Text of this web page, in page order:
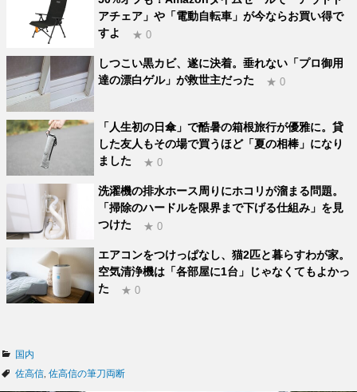
アチェア」や「電動自転車」が今ならお買い得で
すよ
★ 0
しつこい黒カビ、遂に決着。垂れない「プロ御用
達の漂白ゲル」が救世主だった
★ 0
「人生初の日傘」で酷暑の箱根旅行が優雅に。貸
した友人もその場で買うほど「夏の相棒」になり
ました
★ 0
洗濯機の排水ホース周りにホコリが溜まる問題。
「掃除のハードルを限界まで下げる仕組み」を見
つけた
★ 0
エアコンをつけっぱなし、猫2匹と暮らすわが家。
空気清浄機は「各部屋に1台」じゃなくてもよかっ
た
★ 0
カ
テ
国内
タ
佐高信 佐高信の筆刀両断